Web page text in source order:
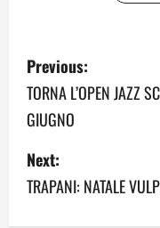
P
o
s
t
n
Previous:
TORNA L’OPEN JAZZ
GIUGNO
Next:
TRAPANI: NATALE